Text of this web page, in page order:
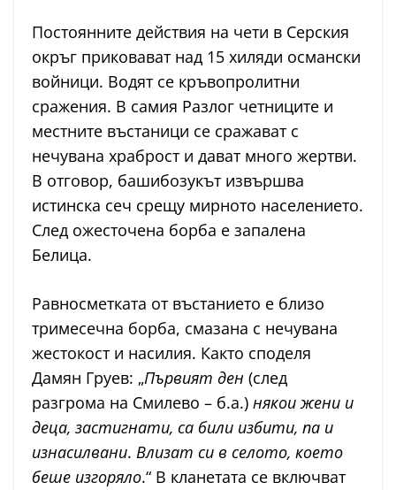
Постоянните действия на чети в Серския
окръг приковават над 15 хиляди османски
войници. Водят се кръвопролитни
сражения. В самия Разлог четниците и
местните въстаници се сражават с
нечувана храброст и дават много жертви.
В отговор, башибозукът извършва
истинска сеч срещу мирното населението.
След ожесточена борба е запалена
Белица.
Равносметката от въстанието е близо
тримесечна борба, смазана с нечувана
жестокост и насилия. Както споделя
Дамян Груев: „Първият ден (след
разгрома на Смилево – б.а.) някои жени и
деца, застигнати, са били избити, па и
изнасилвани. Влизат си в селото, което
беше изгоряло.“ В кланетата се включват